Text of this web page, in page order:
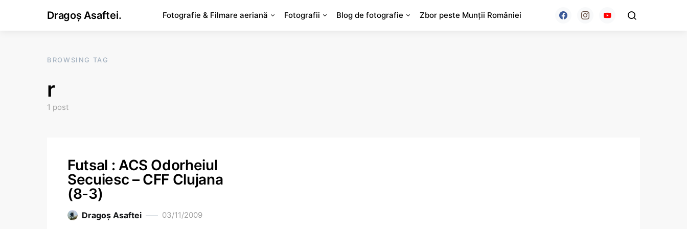
Dragoș Asaftei. Fotografie & Filmare aeriană Fotografii Blog de fotografie Zbor peste Munții României
BROWSING TAG
r
1 post
Futsal : ACS Odorheiul
Secuiesc – CFF Clujana
(8-3)
Dragoş Asaftei 03/11/2009